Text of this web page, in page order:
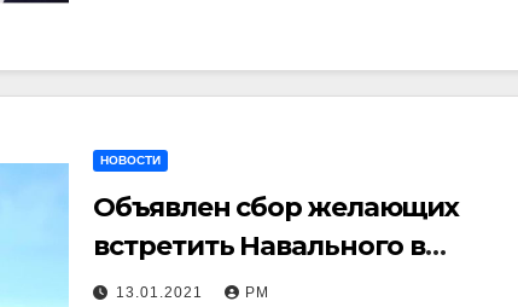
НОВОСТИ
Объявлен сбор желающих
встретить Навального в
аэропорту
13.01.2021 РМ